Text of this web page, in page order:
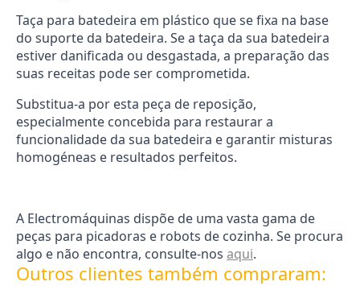
Taça para batedeira em plástico que se fixa na base
do suporte da batedeira. Se a taça da sua batedeira
estiver danificada ou desgastada, a preparação das
suas receitas pode ser comprometida.
Substitua-a por esta peça de reposição,
especialmente concebida para restaurar a
funcionalidade da sua batedeira e garantir misturas
homogéneas e resultados perfeitos.
A Electromáquinas dispõe de uma vasta gama de
peças para picadoras e robots de cozinha. Se procura
algo e não encontra, consulte-nos aqui.
Outros clientes também compraram: